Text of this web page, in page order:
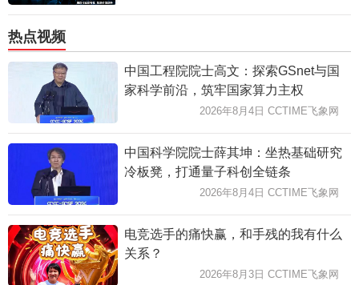
热点视频
中国工程院院士高文：探索GSnet与国
家科学前沿，筑牢国家算力主权
2026年8月4日 CCTIME飞象网
中国科学院院士薛其坤：坐热基础研究
冷板凳，打通量子科创全链条
2026年8月4日 CCTIME飞象网
电竞选手的痛快赢，和手残的我有什么
关系？
2026年8月3日 CCTIME飞象网